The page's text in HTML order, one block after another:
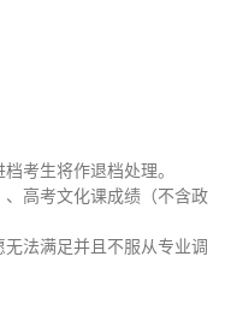
考生将作退档处理。
高考文化课成绩（不含政
法满足并且不服从专业调